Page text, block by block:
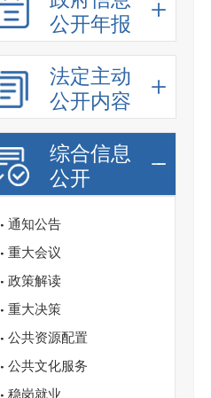
公开年报
法定主动
公开内容
综合信息
公开
通知公告
重大会议
政策解读
重大决策
公共资源配置
公共文化服务
稳岗就业